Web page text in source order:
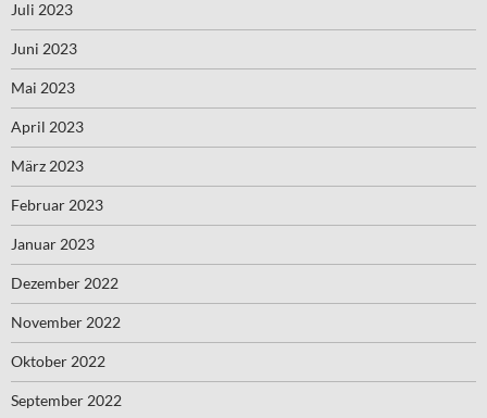
Juli 2023
Juni 2023
Mai 2023
April 2023
März 2023
Februar 2023
Januar 2023
Dezember 2022
November 2022
Oktober 2022
September 2022